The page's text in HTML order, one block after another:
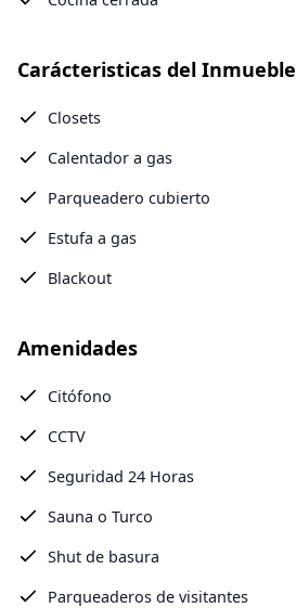
Carácteristicas del Inmueble
Closets
Calentador a gas
Parqueadero cubierto
Estufa a gas
Blackout
Amenidades
Citófono
CCTV
Seguridad 24 Horas
Sauna o Turco
Shut de basura
Parqueaderos de visitantes